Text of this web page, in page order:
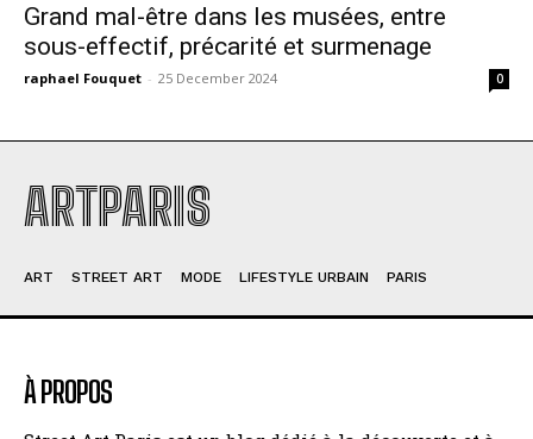
Grand mal-être dans les musées, entre
sous-effectif, précarité et surmenage
raphael Fouquet - 25 December 2024 0
ARTPARIS
ART STREET ART MODE LIFESTYLE URBAIN PARIS
À PROPOS